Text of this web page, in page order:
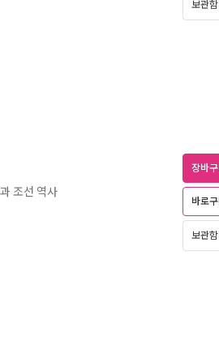
보관함
조선 역사
장바구
바로구
보관함